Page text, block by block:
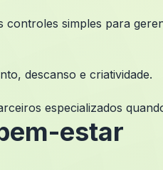
simples para
descanso e criatividade.
especializados
estar